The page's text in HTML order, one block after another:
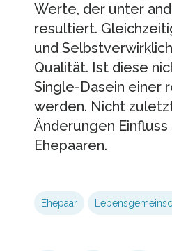
Werte, der unter
resultiert.
und
Qualität. Ist diese
Single-Dasein einer
werden. Nicht
Änderungen
Ehepaaren.
Ehepaar